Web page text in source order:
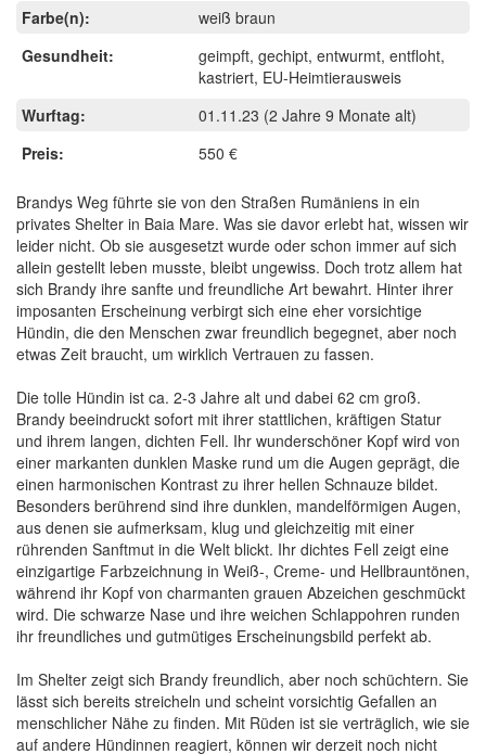
Farbe(n):
weiß braun
Gesundheit:
geimpft, gechipt, entwurmt, entfloht,
kastriert, EU-Heimtierausweis
Wurftag:
01.11.23 (2 Jahre 9 Monate alt)
Preis:
550 €
Brandys Weg führte sie von den Straßen Rumäniens in ein
privates Shelter in Baia Mare. Was sie davor erlebt hat, wissen wir
leider nicht. Ob sie ausgesetzt wurde oder schon immer auf sich
allein gestellt leben musste, bleibt ungewiss. Doch trotz allem hat
sich Brandy ihre sanfte und freundliche Art bewahrt. Hinter ihrer
imposanten Erscheinung verbirgt sich eine eher vorsichtige
Hündin, die den Menschen zwar freundlich begegnet, aber noch
etwas Zeit braucht, um wirklich Vertrauen zu fassen.
Die tolle Hündin ist ca. 2-3 Jahre alt und dabei 62 cm groß.
Brandy beeindruckt sofort mit ihrer stattlichen, kräftigen Statur
und ihrem langen, dichten Fell. Ihr wunderschöner Kopf wird von
einer markanten dunklen Maske rund um die Augen geprägt, die
einen harmonischen Kontrast zu ihrer hellen Schnauze bildet.
Besonders berührend sind ihre dunklen, mandelförmigen Augen,
aus denen sie aufmerksam, klug und gleichzeitig mit einer
rührenden Sanftmut in die Welt blickt. Ihr dichtes Fell zeigt eine
einzigartige Farbzeichnung in Weiß-, Creme- und Hellbrauntönen,
während ihr Kopf von charmanten grauen Abzeichen geschmückt
wird. Die schwarze Nase und ihre weichen Schlappohren runden
ihr freundliches und gutmütiges Erscheinungsbild perfekt ab.
Im Shelter zeigt sich Brandy freundlich, aber noch schüchtern. Sie
lässt sich bereits streicheln und scheint vorsichtig Gefallen an
menschlicher Nähe zu finden. Mit Rüden ist sie verträglich, wie sie
auf andere Hündinnen reagiert, können wir derzeit noch nicht